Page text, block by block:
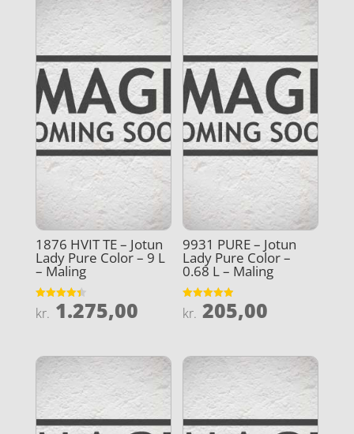
1876 HVIT TE – Jotun
Lady Pure Color – 9 L
– Maling
Vurderet
4.4
kr. 1.275,00
9931 PURE – Jotun
Lady Pure Color –
0.68 L – Maling
Vurderet
4.9
kr. 205,00